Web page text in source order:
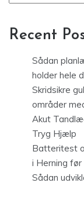
Recent
Sådan
holder hele
Skridsikre
områder
Akut
Tryg Hjælp
Batteritest
i Herning
Sådan